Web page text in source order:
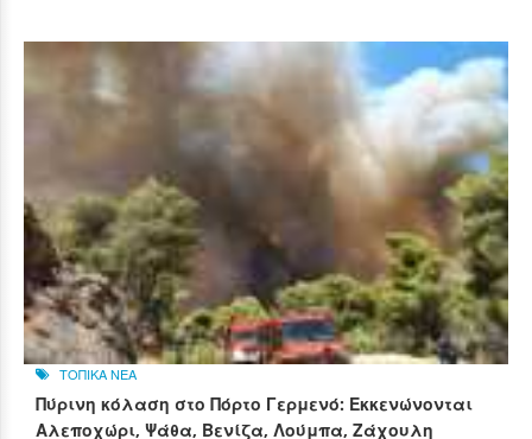
ΤΟΠΙΚΑ ΝΕΑ
Πύρινη κόλαση στο Πόρτο Γερμενό: Εκκενώνονται
Αλεποχώρι, Ψάθα, Βενίζα, Λούμπα, Ζάχουλη